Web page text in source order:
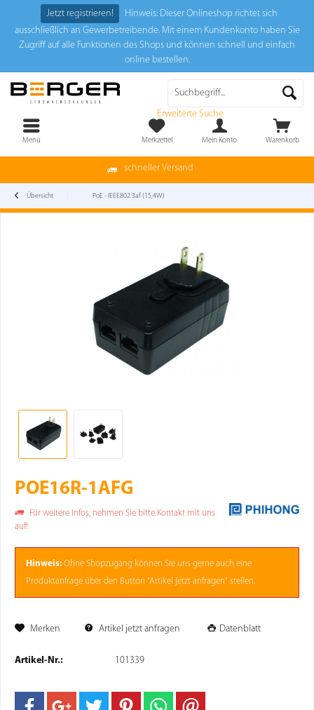
Jetzt registrieren!
Hinweis: Dieser Onlineshop richtet sich
ausschließlich an Gewerbetreibende. Mit einem Kundenkonto haben Sie
Zugriff auf alle Funktionen des Shops und können schnell und einfach
online bestellen.
schneller Versand
Erweiterte Suche
Warenkorb
Merkzettel Mein Konto
Menü
Übersicht PoE - IEEE802.3af (15,4W)
POE16R-1AFG
Für weitere Infos, nehmen Sie bitte Kontakt mit uns
auf!
Hinweis: Ohne Shopzugang können Sie uns gerne auch eine
Produktanfrage über den Button "Artikel jetzt anfragen" stellen.
Merken Artikel jetzt anfragen Datenblatt
Artikel-Nr.: 101339